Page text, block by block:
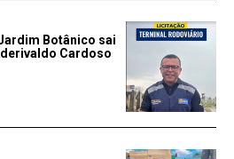
Botânico sai
Cardoso